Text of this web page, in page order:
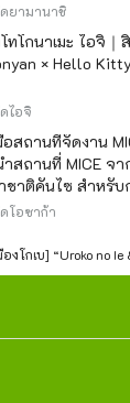
ยามานาชิ
ทโกนาเมะ ไอจิ
× Hello
ไอจิ
อสถานที่จัดงาน
ำสถานที่ MICE จ
ชาติคันไซ สำหรับ
กรรมองค์กร
โอซาก้า
องโกเบ] “Uroko no